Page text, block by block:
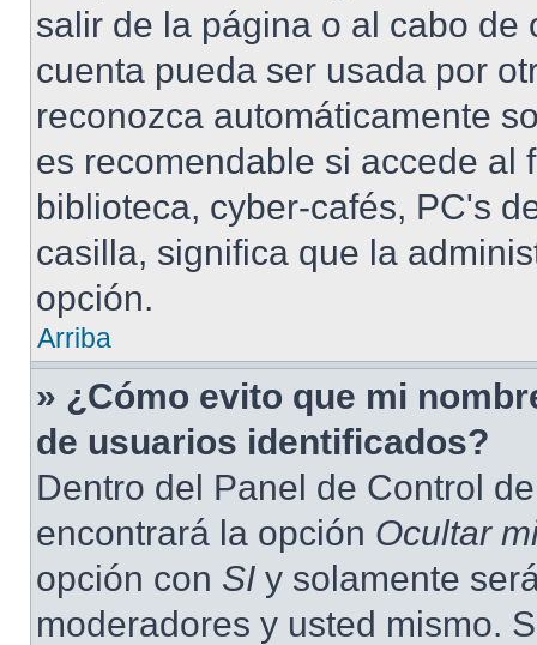
salir de la página o al cabo de
cuenta pueda ser usada por
reconozca automáticamente
es recomendable si accede al
biblioteca, cyber-cafés, PC's
casilla, significa que la
opción.
Arriba
» ¿Cómo evito que mi
de usuarios identificados?
Dentro del Panel de Control
encontrará la opción Ocultar
opción con SI y solamente
moderadores y usted mismo.